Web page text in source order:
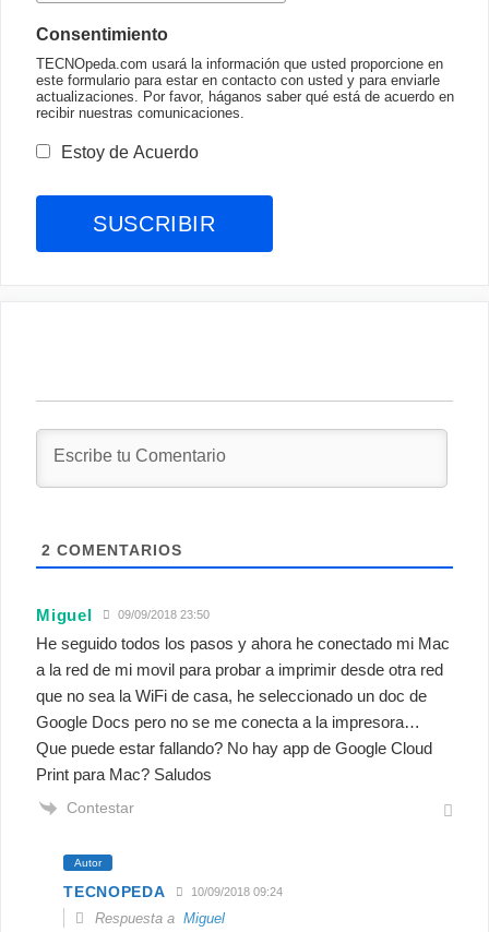
Consentimiento
TECNOpeda.com usará la información que usted proporcione en
este formulario para estar en contacto con usted y para enviarle
actualizaciones. Por favor, háganos saber qué está de acuerdo en
recibir nuestras comunicaciones.
Estoy de Acuerdo
2 COMENTARIOS
Miguel 09/09/2018 23:50
He seguido todos los pasos y ahora he conectado mi Mac
a la red de mi movil para probar a imprimir desde otra red
que no sea la WiFi de casa, he seleccionado un doc de
Google Docs pero no se me conecta a la impresora…
Que puede estar fallando? No hay app de Google Cloud
Print para Mac? Saludos
Contestar
Autor
TECNOPEDA 10/09/2018 09:24
Respuesta aMiguel